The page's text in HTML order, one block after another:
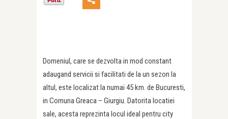
Domeniul, care se dezvolta in mod constant
adaugand servicii si facilitati de la un sezon la
altul, este localizat la numai 45 km. de Bucuresti,
in Comuna Greaca – Giurgiu. Datorita locatiei
sale, acesta reprezinta locul ideal pentru city